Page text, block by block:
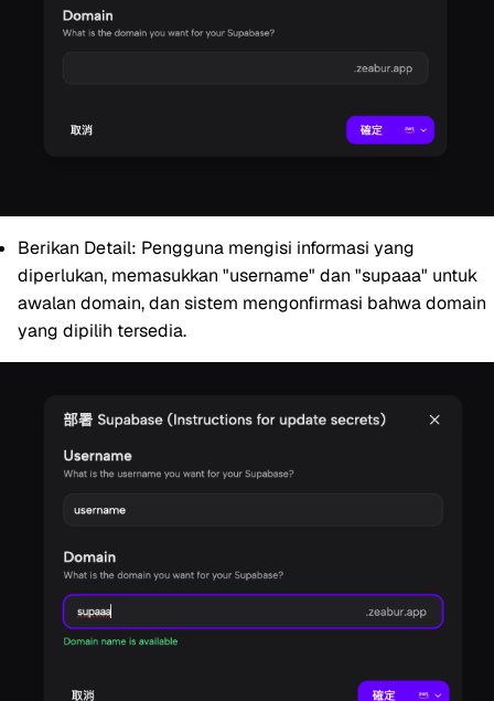
Berikan Detail: Pengguna mengisi informasi yang
diperlukan, memasukkan "username" dan "supaaa" untuk
awalan domain, dan sistem mengonfirmasi bahwa domain
yang dipilih tersedia.